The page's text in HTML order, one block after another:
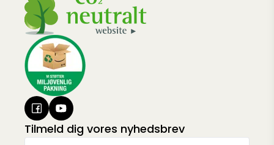
Tilmeld dig vores nyhedsbrev